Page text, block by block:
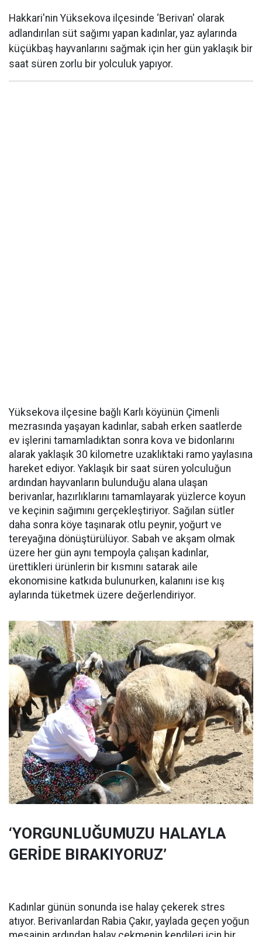
Hakkari'nin Yüksekova ilçesinde ‘Berivan' olarak
adlandırılan süt sağımı yapan kadınlar, yaz aylarında
küçükbaş hayvanlarını sağmak için her gün yaklaşık bir
saat süren zorlu bir yolculuk yapıyor.
Yüksekova ilçesine bağlı Karlı köyünün Çimenli
mezrasında yaşayan kadınlar, sabah erken saatlerde
ev işlerini tamamladıktan sonra kova ve bidonlarını
alarak yaklaşık 30 kilometre uzaklıktaki ramo yaylasına
hareket ediyor. Yaklaşık bir saat süren yolculuğun
ardından hayvanların bulunduğu alana ulaşan
berivanlar, hazırlıklarını tamamlayarak yüzlerce koyun
ve keçinin sağımını gerçekleştiriyor. Sağılan sütler
daha sonra köye taşınarak otlu peynir, yoğurt ve
tereyağına dönüştürülüyor. Sabah ve akşam olmak
üzere her gün aynı tempoyla çalışan kadınlar,
ürettikleri ürünlerin bir kısmını satarak aile
ekonomisine katkıda bulunurken, kalanını ise kış
aylarında tüketmek üzere değerlendiriyor.
‘YORGUNLUĞUMUZU HALAYLA
GERİDE BIRAKIYORUZ’
Kadınlar günün sonunda ise halay çekerek stres
atıyor. Berivanlardan Rabia Çakır, yaylada geçen yoğun